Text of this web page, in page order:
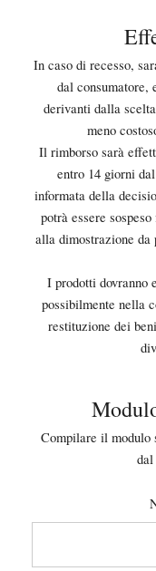
In caso di recesso,
dal consumatore,
derivanti dalla
meno
Il rimborso sarà
entro 14 giorni
informata della
potrà essere
alla dimostrazione da
I prodotti dovranno
possibilmente nella
restituzione dei
Compilare il modulo